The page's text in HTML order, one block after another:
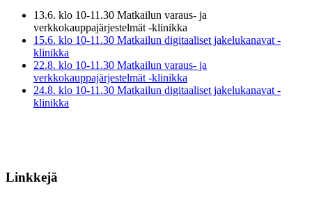
13.6. klo 10-11.30 Matkailun varaus- ja
verkkokauppajärjestelmät -klinikka
15.6. klo 10-11.30 Matkailun digitaaliset jakelukanavat -
klinikka
22.8. klo 10-11.30 Matkailun varaus- ja
verkkokauppajärjestelmät -klinikka
24.8. klo 10-11.30 Matkailun digitaaliset jakelukanavat -
klinikka
Linkkejä